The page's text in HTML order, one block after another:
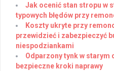
Jak ocenić stan stropu w
typowych błędów przy
Koszty ukryte przy
przewidzieć i zabezpieczyć
niespodziankami
Odparzony tynk w starym
bezpieczne kroki naprawy